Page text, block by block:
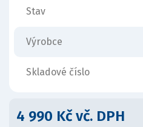
Stav
Výrobce
Skladové číslo
4 990 Kč vč. DPH